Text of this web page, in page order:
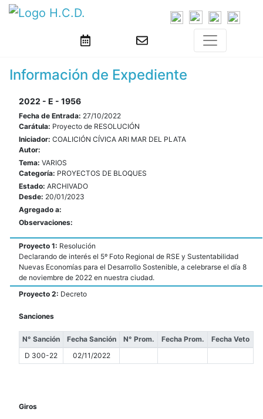
Información de Expediente
2022 - E - 1956
Fecha de Entrada: 27/10/2022
Carátula: Proyecto de RESOLUCIÓN
Iniciador: COALICIÓN CÍVICA ARI MAR DEL PLATA
Autor:
Tema: VARIOS
Categoría: PROYECTOS DE BLOQUES
Estado: ARCHIVADO
Desde: 20/01/2023
Agregado a:
Observaciones:
Proyecto 1: Resolución
Declarando de interés el 5º Foto Regional de RSE y Sustentabilidad
Nuevas Economías para el Desarrollo Sostenible, a celebrarse el día 8
de noviembre de 2022 en nuestra ciudad.
Proyecto 2: Decreto
Sanciones
N° Sanción Fecha Sanción N° Prom. Fecha Prom.
Fecha Veto
D 300-22
02/11/2022
Giros